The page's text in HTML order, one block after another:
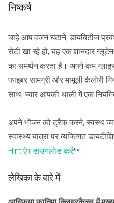
निष्कर्ष
चाहे आप वजन घटाने, डायबिटीज
रोटी खा रहे हों, यह एक शानदार
का समर्थन करता है। अपने कम
फाइबर सामग्री और मामूली कैलोरी
साथ, ज्वार आपकी थाली में एक
अपने भोजन को ट्रैक करने, स्वस्थ
स्वास्थ्य यात्रा पर व्यक्तिगत
Hint ऐप डाउनलोड करें**।
लेखिका के बारे में